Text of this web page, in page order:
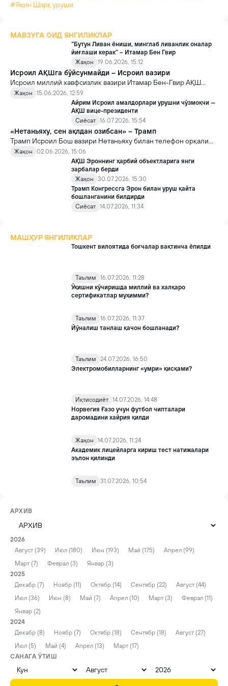
#Яқин Шарқ уруши
МАВЗУГА ОИД ЯНГИЛИКЛАР
“Бутун Ливан ёниши, минглаб ливанлик оналар
йиғлаши керак” – Итамар Бен Гвир
Жаҳон
19.06.2026, 15:12
Исроил АҚШга бўйсунмайди – Исроил вазири
Исроил миллий хавфсизлик вазири Итамар Бен-Гвир АҚШ
билан эҳтимолий келишувлар юзасидан кескин баёнот бериб,
Исроил ташқи босимлар остида қарор қабул қилмаслигини
Жаҳон
15.06.2026, 12:59
Айрим Исроил амалдорлари урушни чўзмоқчи —
АҚШ вице-президенти
Сиёсат 16.07.2026, 15:54
«Нетаньяху, сен ақлдан озибсан» – Трамп
Трамп Исроил Бош вазири Нетаньяху билан телефон орқали
мулоқот қилиб, уни Ливандаги вазиятни янада
кескинлаштираётгани учун қаттиқ танқид қилди.
Жаҳон
02.06.2026, 15:06
АҚШ Эроннинг ҳарбий объектларига янги
зарбалар берди
Жаҳон
30.07.2026, 15:30
Трамп Конгрессга Эрон билан уруш қайта
бошланганини билдирди
Сиёсат 14.07.2026, 11:34
МАШҲУР ЯНГИЛИКЛАР
Тошкент вилоятида боғчалар вақтинча ёпилди
Таълим
16.07.2026, 11:28
Ўқишни кўчиришда миллий ва халқаро
сертификатлар муҳимми?
Таълим
16.07.2026, 11:37
Йўналиш танлаш қачон бошланади?
Таълим
24.07.2026, 16:50
Электромобилларнинг «умри» қисқами?
Иқтисодиёт 14.07.2026, 14:48
Норвегия Ғазо учун футбол чипталари
даромадини хайрия қилди
Жаҳон
14.07.2026, 11:24
Академик лицейларга кириш тест натижалари
эълон қилинди
Таълим 31.07.2026, 10:54
АРХИВ
2026
Август (39)
Июл (180) Июн (193) Май (175)
Апрел (99)
Март (7)
Феврал (3)
Январ (3)
2025
Декабр (7)
Ноябр (11) Октябр (14) Сентябр (22)
Август (44)
Июл (36)
Июн (8) Май (7) Апрел (10) Март (3)
Феврал (11)
Январ (2)
2024
Декабр (8)
Ноябр (7) Октябр (18) Сентябр (18)
Август (27)
Июл (5)
Май (4) Апрел (13)
Март (17)
САНАГА ЎТИШ